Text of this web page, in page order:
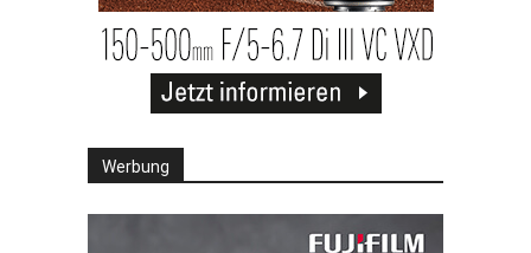
Werbung